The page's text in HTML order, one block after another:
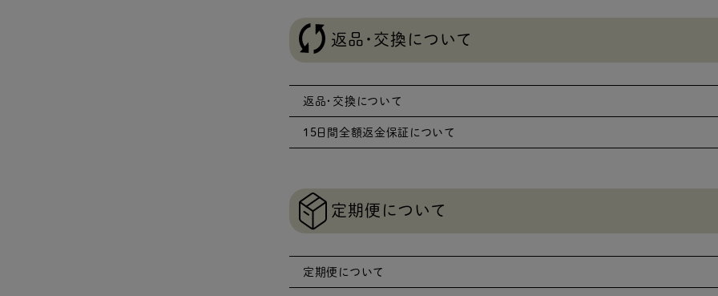
返品・交換について
返品・交換について
15日間全額返金保証について
定期便について
定期便について